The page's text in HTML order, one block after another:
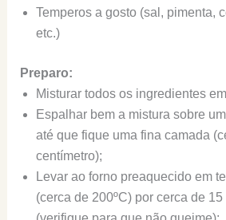
Temperos a gosto (sal, pimenta,
etc.)
Preparo:
Misturar todos os ingredientes
Espalhar bem a mistura sobre
até que fique uma fina camada
centímetro);
Levar ao forno preaquecido em
(cerca de 200ºC) por cerca de